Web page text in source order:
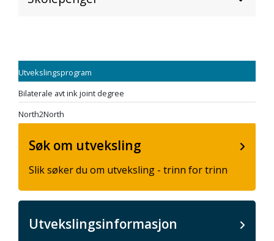
Utvekslingsprogram
Bilaterale avt ink joint degree
North2North
Søk om utveksling
Slik søker du om utveksling - trinn for trinn
Utvekslingsinformasjon